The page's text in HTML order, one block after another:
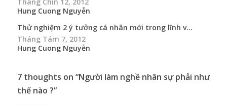
Hung Cuong Nguyễn
Thử nghiệm 2 ý tưởng cá nhân mới trong lĩnh v...
Tháng Tám 7, 2012
Hung Cuong Nguyễn
7 thoughts on “Người làm nghề nhân sự phải như
thế nào ?”